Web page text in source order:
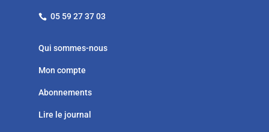
 05 59 27 37 03
Qui sommes-nous
Mon compte
Abonnements
Lire le journal